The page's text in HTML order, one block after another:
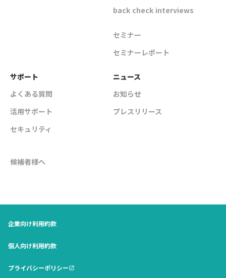
back check interviews
セミナー
セミナーレポート
サポート
よくある質問
活用サポート
セキュリティ
ニュース
お知らせ
プレスリリース
候補者様へ
企業向け利用約款
個人向け利用約款
プライバシーポリシーopen_in_new